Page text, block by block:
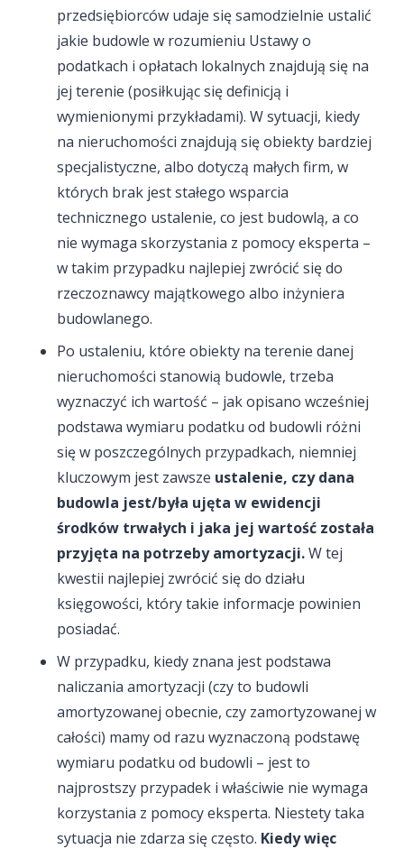
przedsiębiorców udaje się samodzielnie ustalić
jakie budowle w rozumieniu Ustawy o
podatkach i opłatach lokalnych znajdują się na
jej terenie (posiłkując się definicją i
wymienionymi przykładami). W sytuacji, kiedy
na nieruchomości znajdują się obiekty bardziej
specjalistyczne, albo dotyczą małych firm, w
których brak jest stałego wsparcia
technicznego ustalenie, co jest budowlą, a co
nie wymaga skorzystania z pomocy eksperta –
w takim przypadku najlepiej zwrócić się do
rzeczoznawcy majątkowego albo inżyniera
budowlanego.
Po ustaleniu, które obiekty na terenie danej
nieruchomości stanowią budowle, trzeba
wyznaczyć ich wartość – jak opisano wcześniej
podstawa wymiaru podatku od budowli różni
się w poszczególnych przypadkach, niemniej
kluczowym jest zawsze ustalenie, czy dana
budowla jest/była ujęta w ewidencji
środków trwałych i jaka jej wartość została
przyjęta na potrzeby amortyzacji.W tej
kwestii najlepiej zwrócić się do działu
księgowości, który takie informacje powinien
posiadać.
W przypadku, kiedy znana jest podstawa
naliczania amortyzacji (czy to budowli
amortyzowanej obecnie, czy zamortyzowanej w
całości) mamy od razu wyznaczoną podstawę
wymiaru podatku od budowli – jest to
najprostszy przypadek i właściwie nie wymaga
korzystania z pomocy eksperta. Niestety taka
sytuacja nie zdarza się często. Kiedy więc